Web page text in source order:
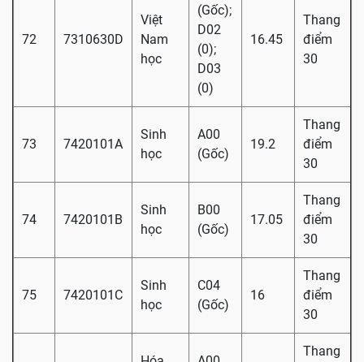
72 7310630D
Việt
Nam
học
(Gốc);
D02
(0);
D03
(0)
16.45
Thang
điểm
30
73 7420101A
Sinh
học
A00
(Gốc)
19.2
Thang
điểm
30
74 7420101B
Sinh
học
B00
(Gốc)
17.05
Thang
điểm
30
75 7420101C
Sinh
học
C04
(Gốc)
16
Thang
điểm
30
Thang